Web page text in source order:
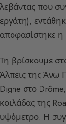
λεβάντας που
εργάτη),
αποφασίστηκε η
Τη βρίσκουμε
Άλπεις της Άνω
Digne στο
κοιλάδας της
υψόμετρο. Η